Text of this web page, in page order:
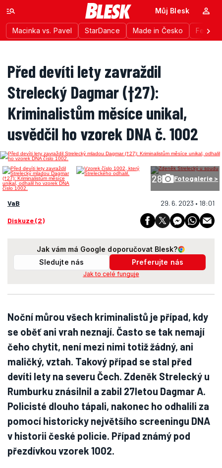
Macinka vs. Pavel StarDance Made in Česko
Můj Blesk
Před devíti lety zavraždil
Strelecký Dagmar (†27):
Kriminalistům měsíce unikal,
usvědčil ho vzorek DNA č. 1002
28 Fotogalerie >
VaB 29. 6. 2023 • 18:01
Diskuze (2)
Jak vám má Google doporučovat Blesk?
Sledujte nás
Preferujte nás
Jak to celé funguje
Noční můrou všech kriminalistů je případ, kdy
se oběť ani vrah neznají. Často se tak nemají
čeho chytit, není mezi nimi totiž žádný, ani
maličký, vztah. Takový případ se stal před
devíti lety na severu Čech. Zdeněk Strelecký u
Rumburku znásilnil a zabil 27letou Dagmar A.
Policisté dlouho tápali, nakonec ho odhalili za
pomocí historicky největšího screeningu DNA
v historii české policie. Případ známý pod
přezdívkou vzorek 1002.